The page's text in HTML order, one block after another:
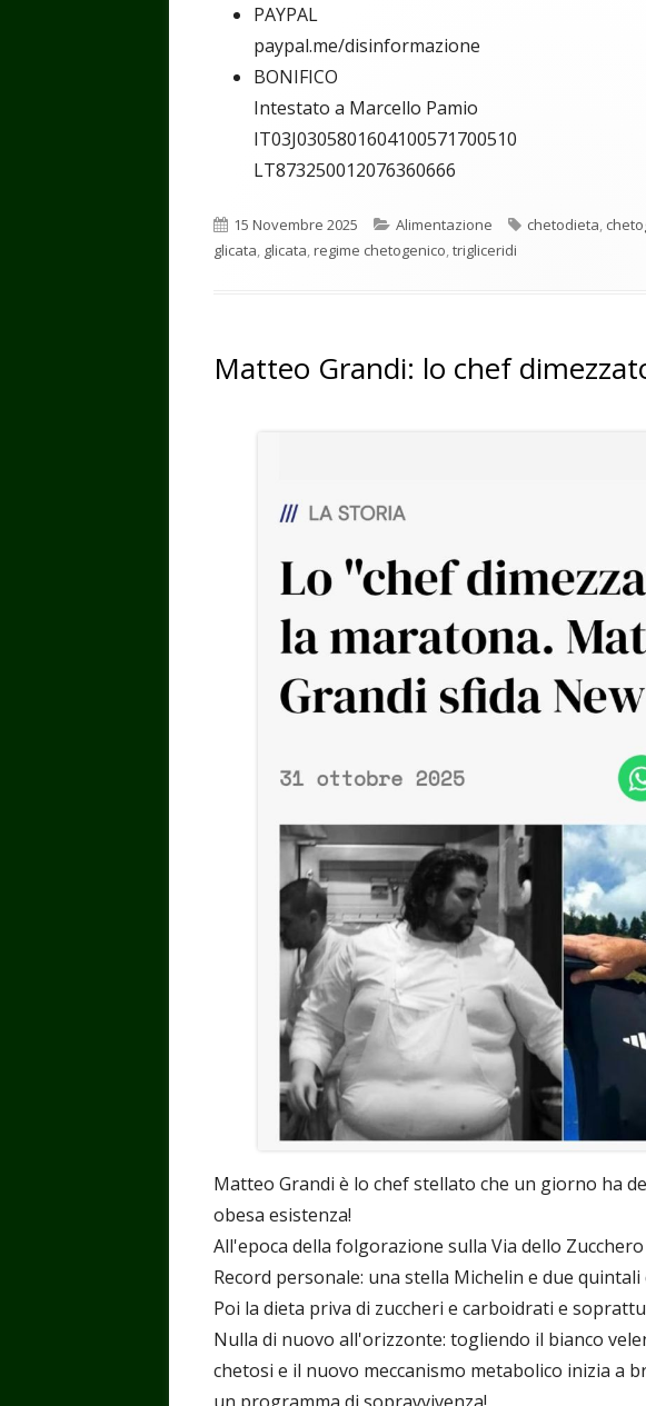
PAYPAL
paypal.me/disinformazione
BONIFICO
Intestato a Marcello Pamio
IT03J0305801604100571700510
LT873250012076360666
Pubblicato
15 Novembre 2025 Categorie
Alimentazione Tag
chetodieta,
glicata, glicata,regime chetogenico,trigliceridi
Matteo Grandi: lo chef
Matteo Grandi è lo chef stellato che un giorno ha
obesa esistenza!
All'epoca della folgorazione sulla Via dello
Record personale: una stella Michelin e due quintali
Poi la dieta priva di zuccheri e carboidrati e
Nulla di nuovo all'orizzonte: togliendo il bianco
chetosi e il nuovo meccanismo metabolico inizia a